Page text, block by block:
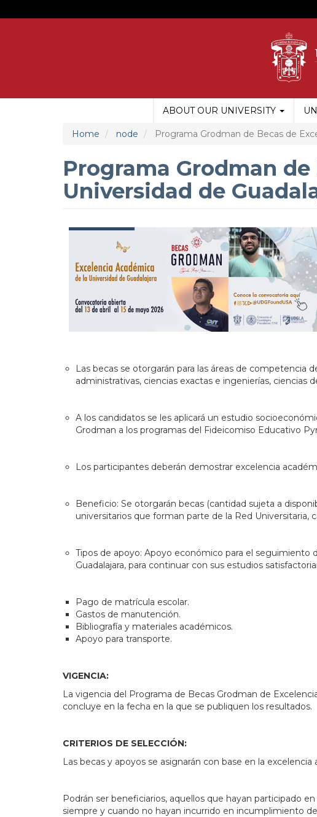
to
MAIN
MENU
ABOUT OUR UNIVERSITY
Home node Programa Grodman de Becas de
Programa Grodman
Universidad de
Las becas se otorgarán para las áreas de competencia
administrativas, ciencias exactas e ingenierías, ciencias
A los candidatos se les aplicará un estudio
Grodman a los programas del Fideicomiso Educativo
Los participantes deberán demostrar excelencia
Beneficio: Se otorgarán becas (cantidad sujeta a
universitarios que forman parte de la Red Universitaria,
Tipos de apoyo: Apoyo económico para el seguimiento
Guadalajara, para continuar con sus estudios
Pago de matrícula escolar.
Gastos de manutención.
Bibliografía y materiales académicos.
Apoyo para transporte.
VIGENCIA:
La vigencia del Programa de Becas Grodman de
concluye en la fecha en la que se publiquen los resultados.
CRITERIOS DE SELECCIÓN:
Las becas y apoyos se asignarán con base en la
Podrán ser beneficiarios, aquellos que hayan participado
siempre y cuando no hayan incurrido en incumplimiento